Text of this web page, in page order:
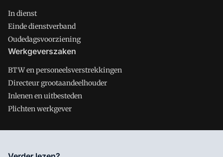
In dienst
Einde dienstverband
Oudedagsvoorziening
Werkgeverszaken
BTW en personeelsverstrekkingen
Directeur grootaandeelhouder
Inlenen en uitbesteden
Plichten werkgever
Salarisnet is onderdeel van VMN media. Lees in